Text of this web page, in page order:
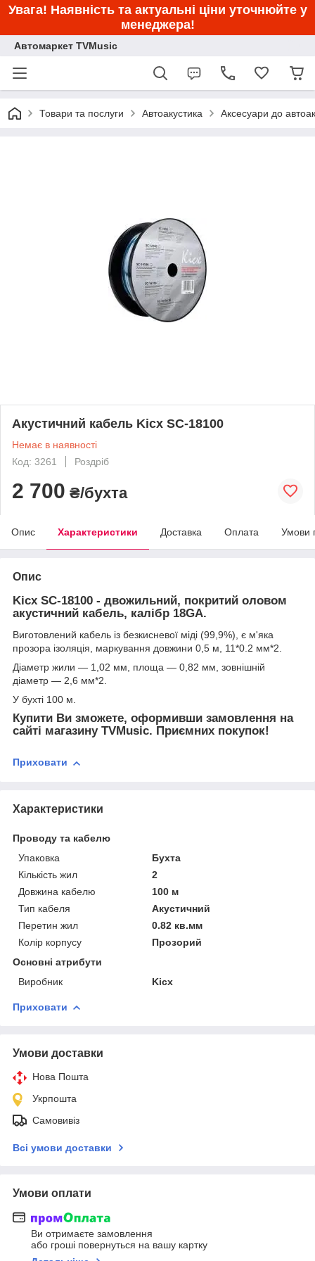
Увага! Наявність та актуальні ціни уточнюйте у
менеджера!
Автомаркет TVMusic
Товари та послуги Автоакустика Аксесуари до
Акустичний кабель Kicx SC-18100
Немає в наявності
Код: 3261
Роздріб
2 700 ₴/бухта
Опис Характеристики Доставка Оплата Умови
Опис
Kicx SC-18100 - двожильний, покритий оловом
акустичний кабель, калібр 18GA.
Виготовлений кабель із безкисневої міді (99,9%), є м'яка
прозора ізоляція, маркування довжини 0,5 м, 11*0.2 мм*2.
Діаметр жили — 1,02 мм, площа — 0,82 мм, зовнішній
діаметр — 2,6 мм*2.
У бухті 100 м.
Купити Ви зможете, оформивши замовлення на
сайті магазину TVMusic. Приємних покупок!
Приховати
Характеристики
Проводу та кабелю
Упаковка
Бухта
Кількість жил
2
Довжина кабелю
100 м
Тип кабеля
Акустичний
Перетин жил
0.82 кв.мм
Колір корпусу
Прозорий
Основні атрибути
Виробник
Kicx
Приховати
Умови доставки
Нова Пошта
Укрпошта
Самовивіз
Всі умови доставки
Умови оплати
Ви отримаєте замовлення
або гроші повернуться на вашу картку